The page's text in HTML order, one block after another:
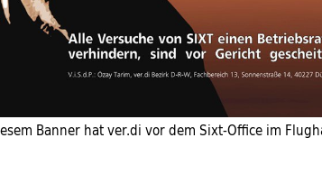
Banner hat ver.di vor dem Sixt-Office im